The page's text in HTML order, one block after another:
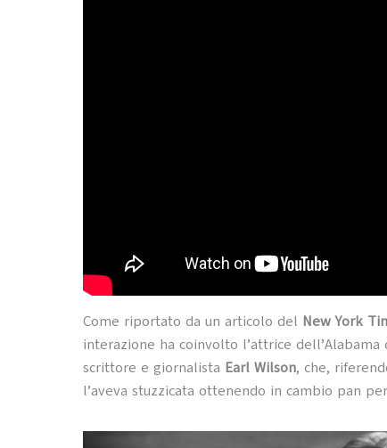
Come riportato da un articolo del New York
interazione ha coinvolto l’attrice
scrittore e giornalista Earl Wilson, che,
l’aveva stuzzicata ottenendo in cambio pan